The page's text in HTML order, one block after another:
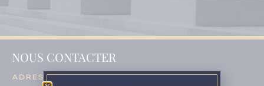
NOUS CONTACTER
ADRESSE